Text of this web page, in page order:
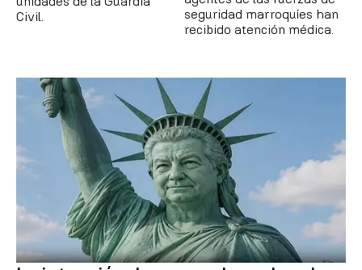
Civil.
seguridad marroquíes han
recibido atención médica.